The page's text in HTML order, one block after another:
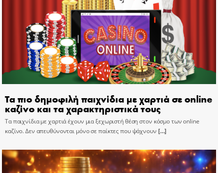
Τα πιο δημοφιλή παιχνίδια με χαρτιά σε online
καζίνο και τα χαρακτηριστικά τους
Τα παιχνίδια με χαρτιά έχουν μια ξεχωριστή θέση στον κόσμο των online
καζίνο. Δεν απευθύνονται μόνο σε παίκτες που ψάχνουν […]